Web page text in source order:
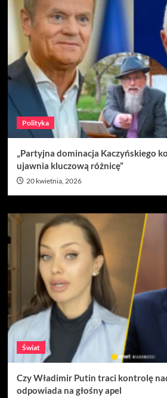
Polityka
„Partyjna dominacja Kaczyńskiego
ujawnia kluczową różnicę”
20 kwietnia, 2026
Świat
Czy Władimir Putin traci kontrolę
odpowiada na głośny apel